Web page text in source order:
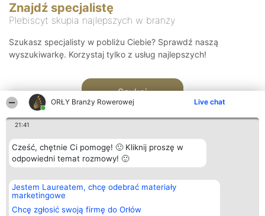
ORŁY Branży Rowerowej Live chat
21:41
Cześć, chętnie Ci pomogę! 🙂 Kliknij proszę w
odpowiedni temat rozmowy! 🙂
Jestem Laureatem, chcę odebrać materiały
marketingowe
Chcę zgłosić swoją firmę do Orłów
Znajdź specjalistę
Plebiscyt skupia najlepszych w branży
Szukasz specjalisty w pobliżu Ciebie? Sprawdź naszą
wyszukiwarkę. Korzystaj tylko z usług najlepszych!
Szukaj
Organizator plebiscytu
Bright Side Solutions sp. z o.
o. sp. k.
ul. Ruska 22
Wrocław 50-079
Plebiscyt
Laureaci
wszystkich
Laureatów
Kontakt
Kontakt